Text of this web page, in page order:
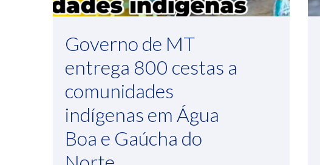
Governo de MT
entrega 800 cestas a
comunidades
indígenas em Água
Boa e Gaúcha do